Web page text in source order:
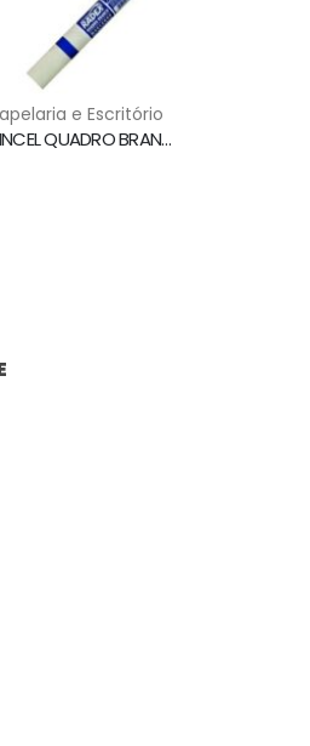
e Escritório
PINCEL QUADRO BRANCO RECARREGAVEL AZUL RADEX